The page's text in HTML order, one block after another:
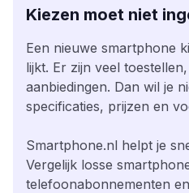
Kiezen moet niet
Een nieuwe smartphone
lijkt. Er zijn veel
aanbiedingen. Dan wil je
specificaties, prijzen en
Smartphone.nl helpt je
Vergelijk losse
telefoonabonnementen